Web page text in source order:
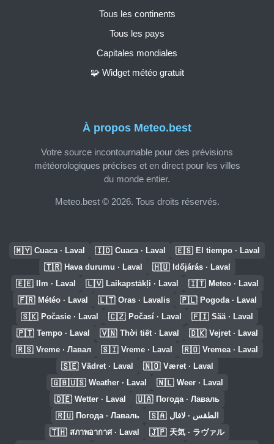
À propos Meteo.best
Votre source incontournable pour des prévisions
météorologiques précises et en direct pour les villes
du monde entier.
Meteo.best © 2026. Tous droits réservés.
Tous les continents
Tous les pays
Capitales mondiales
🧩 Widget météo gratuit
🇲🇾 Cuaca · Laval 🇮🇩 Cuaca · Laval 🇪🇸 El tiempo · Laval
🇹🇷 Hava durumu · Laval 🇭🇺 Időjárás · Laval
🇪🇪 Ilm · Laval 🇱🇻 Laikapstākļi · Laval 🇮🇹 Meteo · Laval
🇫🇷 Météo · Laval 🇱🇹 Oras · Lavalis 🇵🇱 Pogoda · Laval
🇸🇰 Počasie · Laval 🇨🇿 Počasí · Laval 🇫🇮 Sää · Laval
🇵🇹 Tempo · Laval 🇻🇳 Thời tiết · Laval 🇩🇰 Vejret · Laval
🇷🇸 Vreme · Лавал 🇸🇮 Vreme · Laval 🇷🇴 Vremea · Laval
🇸🇪 Vädret · Laval 🇳🇴 Været · Laval
🇬🇧🇺🇸 Weather · Laval 🇳🇱 Weer · Laval
🇩🇪 Wetter · Laval 🇺🇦 Погода · Лаваль
🇷🇺 Погода · Лаваль 🇸🇦 الطقس · لافال
🇹🇭 สภาพอากาศ · Laval 🇯🇵 天気 · ラヴァル